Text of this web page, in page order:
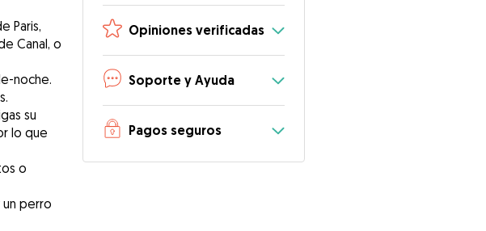
Paris,
Canal, o
noche.
su
lo que
o
perro
Opiniones verificadas
Soporte y Ayuda
Pagos seguros